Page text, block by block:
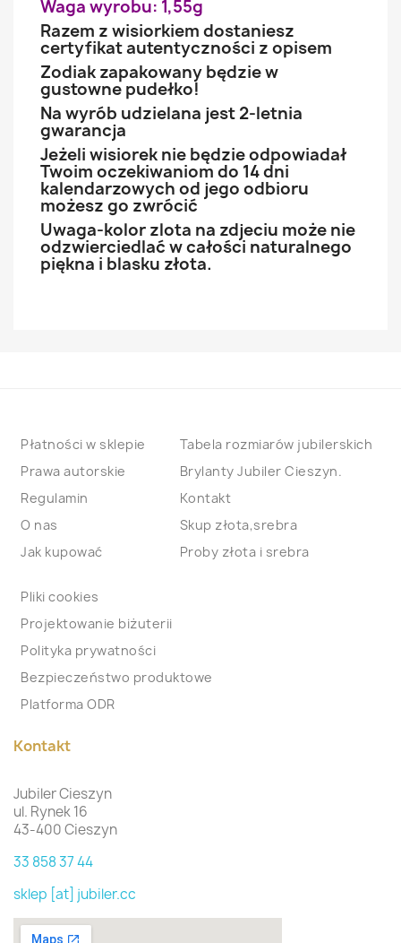
Waga wyrobu: 1,55g
Razem z wisiorkiem dostaniesz
certyfikat autentyczności z opisem
Zodiak zapakowany będzie w
gustowne pudełko!
Na wyrób udzielana jest 2-letnia
gwarancja
Jeżeli wisiorek nie będzie odpowiadał
Twoim oczekiwaniom do 14 dni
kalendarzowych od jego odbioru
możesz go zwrócić
Uwaga-kolor zlota na zdjeciu może nie
odzwierciedlać w całości naturalnego
piękna i blasku złota.
Płatności w sklepie
Prawa autorskie
Regulamin
O nas
Jak kupować
Tabela rozmiarów jubilerskich
Brylanty Jubiler Cieszyn.
Kontakt
Skup złota,srebra
Proby złota i srebra
Pliki cookies
Projektowanie biżuterii
Polityka prywatności
Bezpieczeństwo produktowe
Platforma ODR
Kontakt
Jubiler Cieszyn
ul. Rynek 16
43-400 Cieszyn
33 858 37 44
sklep [at] jubiler.cc